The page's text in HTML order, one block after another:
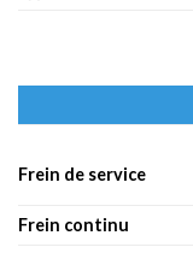
Frein de service
Frein continu